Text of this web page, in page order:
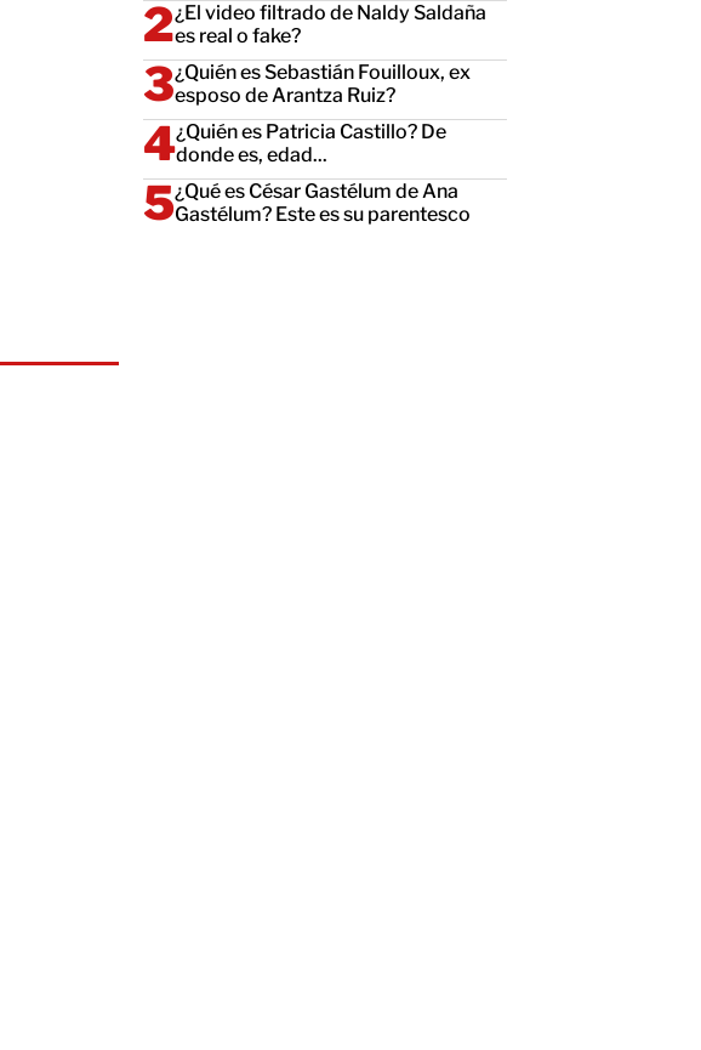
¿El video filtrado de Naldy Saldaña
es real o fake?
¿Quién es Sebastián Fouilloux, ex
esposo de Arantza Ruiz?
¿Quién es Patricia Castillo? De
donde es, edad...
¿Qué es César Gastélum de Ana
Gastélum? Este es su parentesco